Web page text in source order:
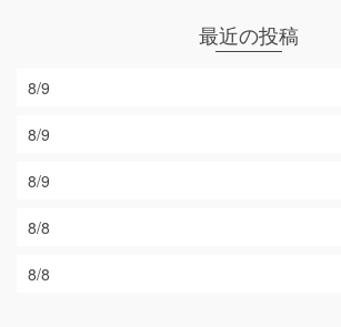
最近の投稿
8/9
8/9
8/9
8/8
8/8